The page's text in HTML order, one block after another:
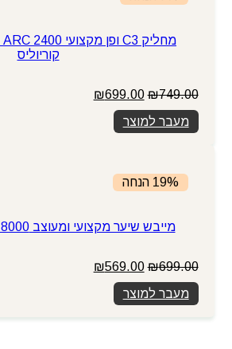
קוריוליס
₪749.00
המחיר
המקורי
היה:
₪749.00.
₪699.00
מעבר למוצר
19% הנחה
מייבש שיער מקצועי ומעוצב SASSONIC ESE 8000
₪699.00
המחיר
המקורי
היה:
₪699.00.
₪569.00
מעבר למוצר